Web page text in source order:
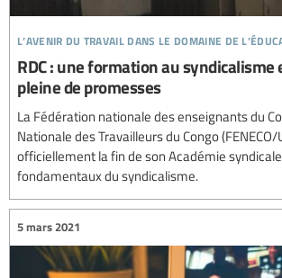
l’avenir du travail dans le domaine de
RDC : une formation au syndicalisme
pleine de promesses
La Fédération nationale des enseignants du
Nationale des Travailleurs du Congo (FENECO/
officiellement la fin de son Académie
fondamentaux du syndicalisme.
5 mars 2021